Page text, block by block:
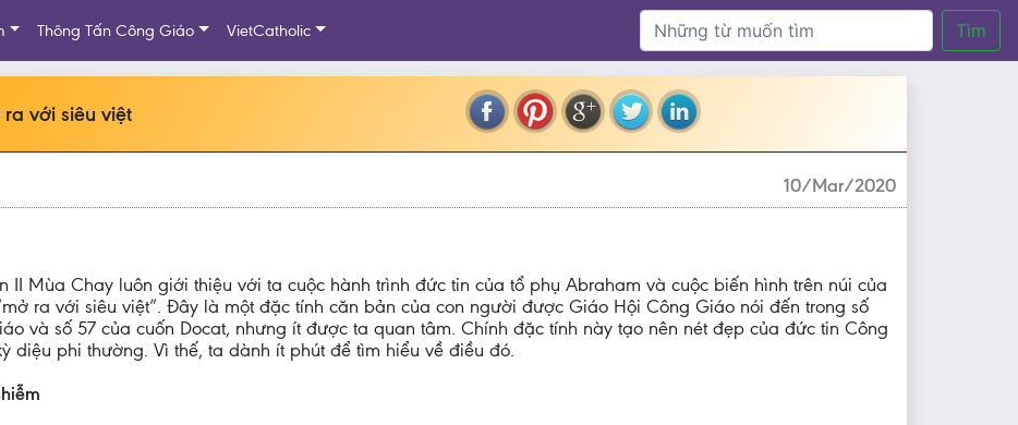
Thông Tấn Công Giáo VietCatholic Tìm
với siêu việt
10/Mar/2020
II Mùa Chay luôn giới thiệu với ta cuộc hành trình đức tin của tổ phụ Abraham và cuộc biến hình trên núi của
ra với siêu việt”. Đây là một đặc tính căn bản của con người được Giáo Hội Công Giáo nói đến trong số
và số 57 của cuốn Docat, nhưng ít được ta quan tâm. Chính đặc tính này tạo nên nét đẹp của đức tin Công
diệu phi thường. Vì thế, ta dành ít phút để tìm hiểu về điều đó.